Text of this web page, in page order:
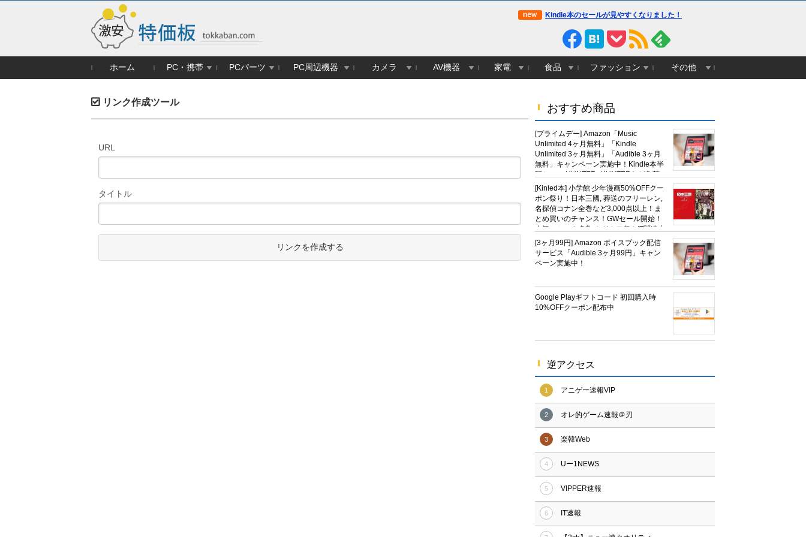
Kindle本のセールが見やすくなりました！
ホーム PC・携帯 PCパーツ PC周辺機器 カメラ AV機器 家電 食品 ファッション その他
おすすめ商品
[プライムデー] Amazon「Music
Unlimited 4ヶ月無料」「Kindle
Unlimited 3ヶ月無料」「Audible 3ヶ月
無料」キャンペーン実施中！Kindle本半
額セール HUNTER×HUNTERなど集英
社、無職転生,幼女戦記など
KADOKAWA、キャプテン翼100円セー
ルも！
[Kinled本] 小学館 少年漫画50%OFFクー
ポン祭り！日本三國, 葬送のフリーレン,
名探偵コナン全巻など3,000点以上！ま
とめ買いのチャンス！GWセール開始！
人気コミック多数 カドカワ祭やIT関連本
がセールに！
[3ヶ月99円] Amazon ボイスブック配信
サービス「Audible 3ヶ月99円」キャン
ペーン実施中！
Google Playギフトコード 初回購入時
10%OFFクーポン配布中
逆アクセス
1 アニゲー速報VIP
2 オレ的ゲーム速報＠刃
3 楽韓Web
4 Uー1NEWS
5 VIPPER速報
6 IT速報
リンク作成ツール
URL
タイトル
リンクを作成する